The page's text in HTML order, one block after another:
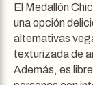
El Medallón
una opción
alternativas
texturizada de
Además, es